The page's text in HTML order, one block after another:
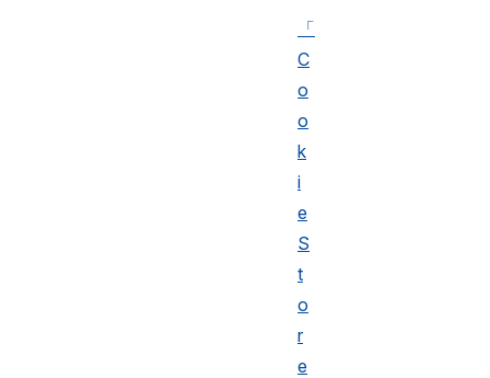
「
C
o
o
k
i
e
S
t
o
r
e